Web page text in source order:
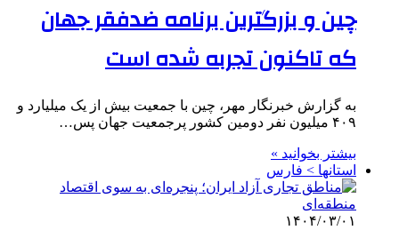
چین و بزرگترین برنامه ضدفقر جهان
که تاکنون تجربه شده است
به گزارش خبرنگار مهر، چین با جمعیت بیش از یک میلیارد و
۴۰۹ میلیون نفر دومین کشور پرجمعیت جهان پس…
بیشتر بخوانید »
استانها > فارس
۱۴۰۴/۰۳/۰۱